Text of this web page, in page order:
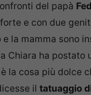
del papà
e con due
la mamma sono
Chiara ha postato
la cosa più dolce
il tatuaggio